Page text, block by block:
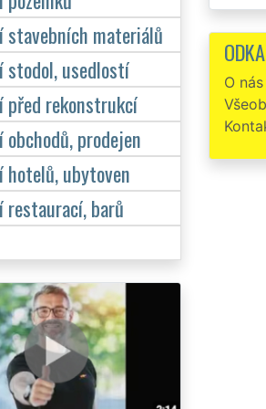
ocenit
O nás
stavebních materiálů
stodol, usedlostí
před rekonstrukcí
obchodů, prodejen
hotelů, ubytoven
restaurací, barů